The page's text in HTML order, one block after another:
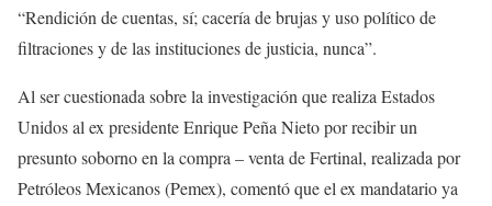
“Rendición de cuentas, sí; cacería de brujas y uso político de
filtraciones y de las instituciones de justicia, nunca”.
Al ser cuestionada sobre la investigación que realiza Estados
Unidos al ex presidente Enrique Peña Nieto por recibir un
presunto soborno en la compra – venta de Fertinal, realizada por
Petróleos Mexicanos (Pemex), comentó que el ex mandatario ya